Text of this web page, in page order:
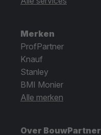
Merken
ProfPartner
Knauf
Stanley
BMI Monier
Alle merken
Over BouwPartner